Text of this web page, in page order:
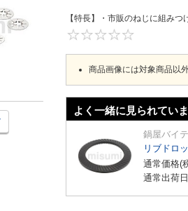
【特長】・市販のねじに組み
商品画像には対象商品以
よく一緒に見られてい
鍋屋バイ
リブドロ
通常価格(
通常出荷